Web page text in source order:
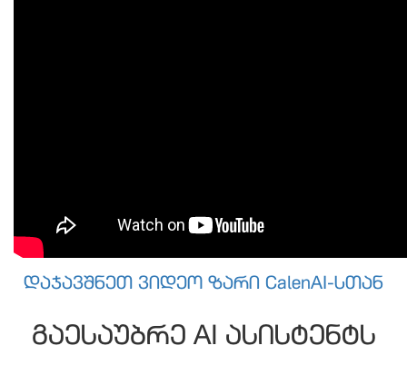
დაჯავშნეთ ვიდეო ზარი CalenAI-სთან
გაესაუბრე AI ასისტენტს